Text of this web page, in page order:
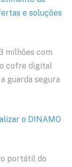
e soluções
milhões com
cofre digital
guarda segura
o DINAMO
portátil do